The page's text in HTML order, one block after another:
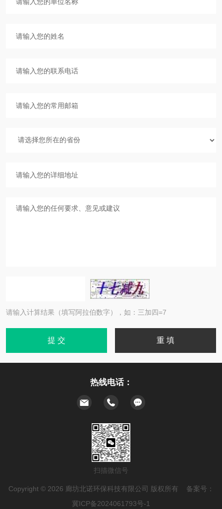
请输入计算结果（填写阿拉伯数字），如：三加四=7
热线电话：
扫描微信号
Copyright © 2026 廊坊北诺环保科技有限公司 版权所有 备案号：
冀ICP备2024061793号-1